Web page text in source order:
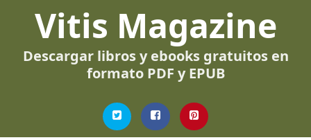
Vitis Magazine
Descargar libros y ebooks gratuitos en
formato PDF y EPUB